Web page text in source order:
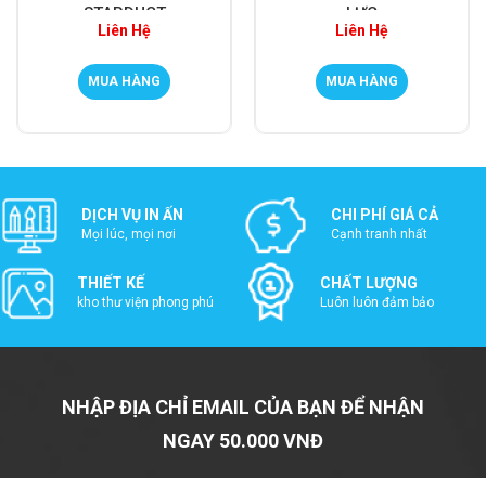
STARDUCT
Liên Hệ
MUA HÀNG
LỰC
Liên Hệ
MUA HÀNG
DỊCH VỤ IN ẤN
Mọi lúc, mọi nơi
CHI PHÍ GIÁ CẢ
Cạnh tranh nhất
THIẾT KẾ
kho thư viện phong phú
CHẤT LƯỢNG
Luôn luôn đảm bảo
NHẬP ĐỊA CHỈ EMAIL CỦA BẠN ĐỂ NHẬN
NGAY 50.000 VNĐ